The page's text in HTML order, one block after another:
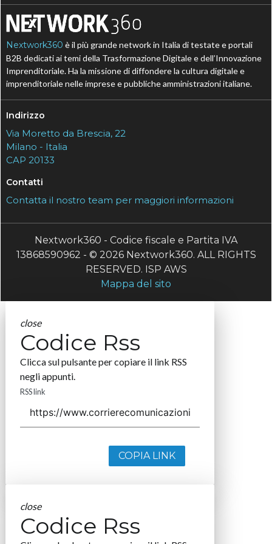
Nextwork360 è il più grande network in Italia di testate e portali
B2B dedicati ai temi della Trasformazione Digitale e dell’Innovazione
Imprenditoriale. Ha la missione di diffondere la cultura digitale e
imprenditoriale nelle imprese e pubbliche amministrazioni italiane.
Indirizzo
Via Moretto da Brescia, 22
Milano - Italia
CAP 20133
Contatti
Contatta il nostro team per maggiori informazioni
Nextwork360 - Codice fiscale e Partita IVA
13868590962 - © 2026 Nextwork360. ALL RIGHTS
RESERVED. ISP AWS
Mappa del sito
close
Codice Rss
Clicca sul pulsante per copiare il link RSS
negli appunti.
RSS link
COPIA LINK
close
Codice Rss